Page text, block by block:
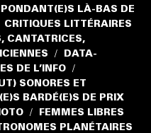
LÀ-BAS DE
CRITIQUES LITTÉRAIRES
CANTATRICES,
/
DATA-
DE L’INFO /
SONORES ET
BARDÉ(E)S DE PRIX
/
FEMMES LIBRES
PLANÉTAIRES